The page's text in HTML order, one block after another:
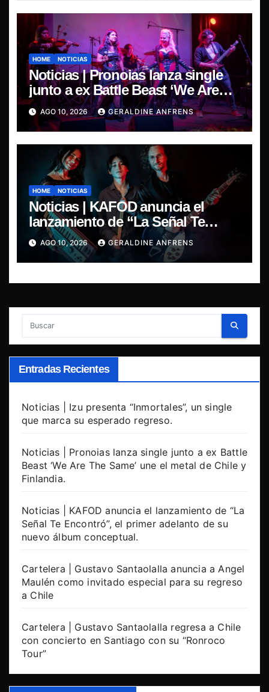
HOME NOTICIAS
Noticias | Pronoias lanza single
junto a ex Battle Beast ‘We Are
The Same’ une el metal de Chile y
Finlandia.
AGO 10, 2026 GERALDINE ANFRENS
HOME NOTICIAS
Noticias | KAFOD anuncia el
lanzamiento de “La Señal Te
Encontró”, el primer adelanto de
su nuevo álbum conceptual.
AGO 10, 2026 GERALDINE ANFRENS
Entradas Recientes
Noticias | Izu presenta “Inmortales”, un single
que marca su esperado regreso.
Noticias | Pronoias lanza single junto a ex Battle
Beast ‘We Are The Same’ une el metal de Chile y
Finlandia.
Noticias | KAFOD anuncia el lanzamiento de “La
Señal Te Encontró”, el primer adelanto de su
nuevo álbum conceptual.
Cartelera | Gustavo Santaolalla anuncia a Angel
Maulén como invitado especial para su regreso
a Chile
Cartelera | Gustavo Santaolalla regresa a Chile
con concierto en Santiago con su “Ronroco
Tour”